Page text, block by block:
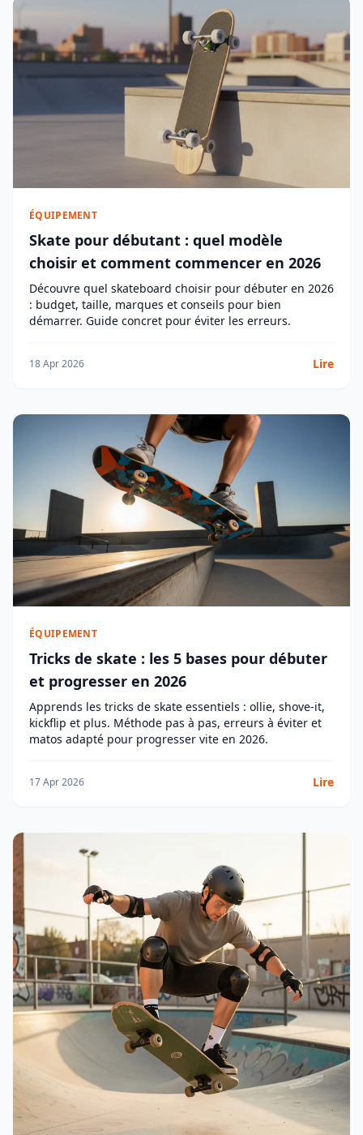
ÉQUIPEMENT
Skate pour débutant : quel modèle
choisir et comment commencer en 2026
Découvre quel skateboard choisir pour débuter en 2026
: budget, taille, marques et conseils pour bien
démarrer. Guide concret pour éviter les erreurs.
18 Apr 2026 Lire
ÉQUIPEMENT
Tricks de skate : les 5 bases pour débuter
et progresser en 2026
Apprends les tricks de skate essentiels : ollie, shove-it,
kickflip et plus. Méthode pas à pas, erreurs à éviter et
matos adapté pour progresser vite en 2026.
17 Apr 2026 Lire